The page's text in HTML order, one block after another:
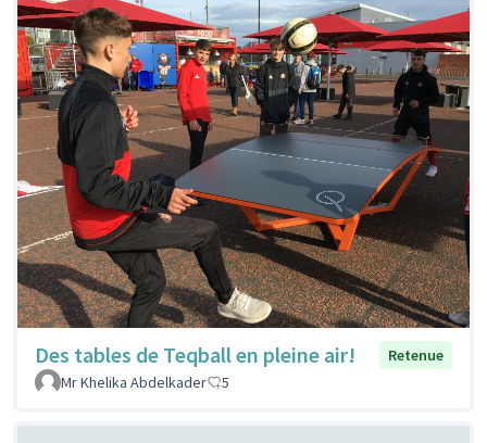
Des tables de Teqball en pleine air!
Retenue
Mr Khelika Abdelkader
5